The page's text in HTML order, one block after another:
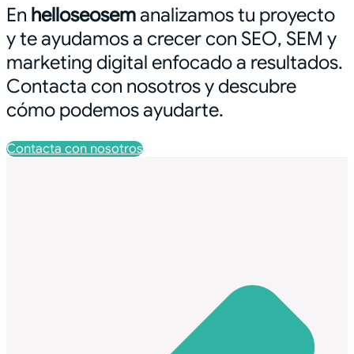
En helloseosemanalizamos tu proyecto
y te ayudamos a crecer con SEO, SEM y
marketing digital enfocado a resultados.
Contacta con nosotros y descubre
cómo podemos ayudarte.
Contacta con nosotros